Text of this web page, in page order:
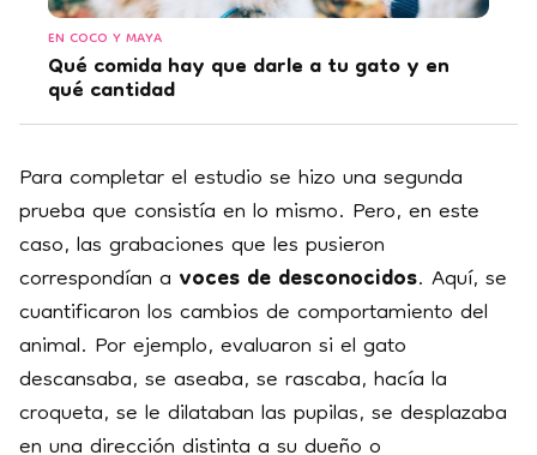
EN COCO Y MAYA
Qué comida hay que darle a tu gato y en
qué cantidad
Para completar el estudio se hizo una segunda
prueba que consistía en lo mismo. Pero, en este
caso, las grabaciones que les pusieron
correspondían avoces de desconocidos. Aquí, se
cuantificaron los cambios de comportamiento del
animal. Por ejemplo, evaluaron si el gato
descansaba, se aseaba, se rascaba, hacía la
croqueta, se le dilataban las pupilas, se desplazaba